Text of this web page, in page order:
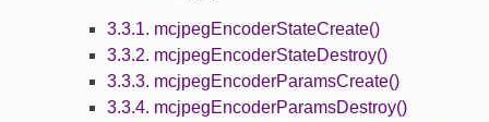
3.3.1. mcjpegEncoderStateCreate()
3.3.2. mcjpegEncoderStateDestroy()
3.3.3. mcjpegEncoderParamsCreate()
3.3.4. mcjpegEncoderParamsDestroy()